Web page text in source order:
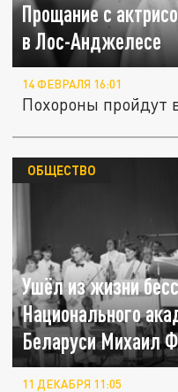
Прощание с
в Лос-Анджелесе
14 ФЕВРАЛЯ 16:01
Похороны пройдут
Ушёл из жизни
Национального
Беларуси Михаил
ОБЩЕСТВО
11 ДЕКАБРЯ 11:05